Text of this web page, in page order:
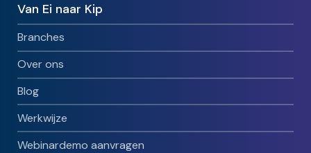
Van Ei naar Kip
Branches
Over ons
Blog
Werkwijze
Webinardemo aanvragen